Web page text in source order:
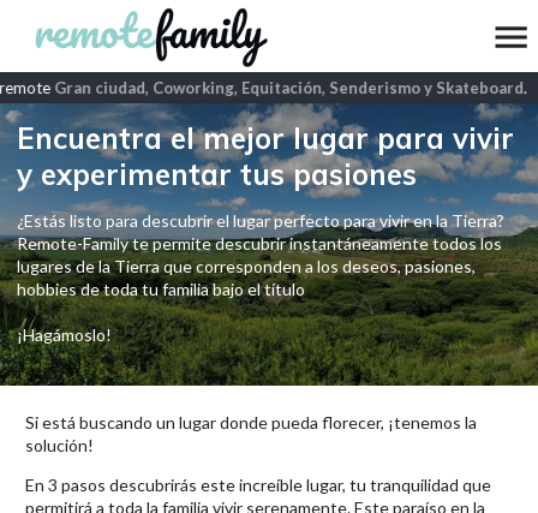
Gran ciudad, Coworking, Equitación, Senderismo y Skateboard.
Encuentra el mejor lugar para vivir
y experimentar tus pasiones
¿Estás listo para descubrir el lugar perfecto para vivir en la Tierra?
Remote-Family te permite descubrir instantáneamente todos los
lugares de la Tierra que corresponden a los deseos, pasiones,
hobbies de toda tu familia bajo el título
¡Hagámoslo!
Si está buscando un lugar donde pueda florecer, ¡tenemos la
solución!
En 3 pasos descubrirás este increíble lugar, tu tranquilidad que
permitirá a toda la familia vivir serenamente. Este paraíso en la